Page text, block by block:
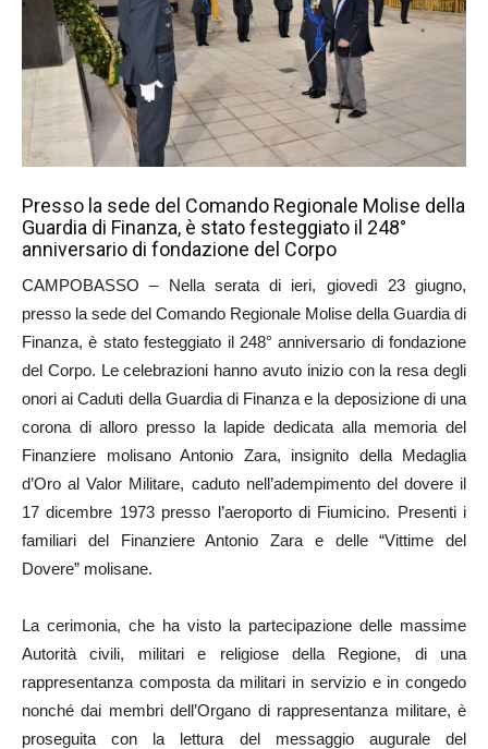
Presso la sede del Comando Regionale Molise della
Guardia di Finanza, è stato festeggiato il 248°
anniversario di fondazione del Corpo
CAMPOBASSO – Nella serata di ieri, giovedì 23 giugno,
presso la sede del Comando Regionale Molise della Guardia di
Finanza, è stato festeggiato il 248° anniversario di fondazione
del Corpo. Le celebrazioni hanno avuto inizio con la resa degli
onori ai Caduti della Guardia di Finanza e la deposizione di una
corona di alloro presso la lapide dedicata alla memoria del
Finanziere molisano Antonio Zara, insignito della Medaglia
d’Oro al Valor Militare, caduto nell’adempimento del dovere il
17 dicembre 1973 presso l’aeroporto di Fiumicino. Presenti i
familiari del Finanziere Antonio Zara e delle “Vittime del
Dovere” molisane.
La cerimonia, che ha visto la partecipazione delle massime
Autorità civili, militari e religiose della Regione, di una
rappresentanza composta da militari in servizio e in congedo
nonché dai membri dell’Organo di rappresentanza militare, è
proseguita con la lettura del messaggio augurale del